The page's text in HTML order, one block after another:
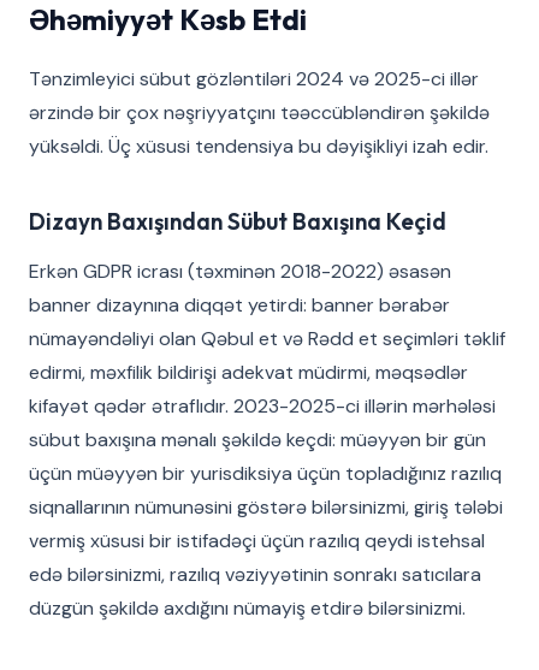
Əhəmiyyət Kəsb Etdi
Tənzimleyici sübut gözləntiləri 2024 və 2025-ci illər
ərzində bir çox nəşriyyatçını təəccübləndirən şəkildə
yüksəldi. Üç xüsusi tendensiya bu dəyişikliyi izah edir.
Dizayn Baxışından Sübut Baxışına Keçid
Erkən GDPR icrası (təxminən 2018-2022) əsasən
banner dizaynına diqqət yetirdi: banner bərabər
nümayəndəliyi olan Qəbul et və Rədd et seçimləri təklif
edirmi, məxfilik bildirişi adekvat müdirmi, məqsədlər
kifayət qədər ətraflıdır. 2023-2025-ci illərin mərhələsi
sübut baxışına mənalı şəkildə keçdi: müəyyən bir gün
üçün müəyyən bir yurisdiksiya üçün topladığınız razılıq
siqnallarının nümunəsini göstərə bilərsinizmi, giriş tələbi
vermiş xüsusi bir istifadəçi üçün razılıq qeydi istehsal
edə bilərsinizmi, razılıq vəziyyətinin sonrakı satıcılara
düzgün şəkildə axdığını nümayiş etdirə bilərsinizmi.